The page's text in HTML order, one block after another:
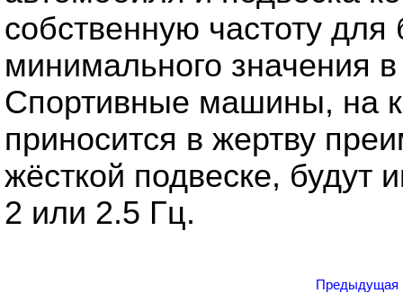
собственную частоту
минимального значения
Спортивные машины, на
приносится в жертву
жёсткой подвеске, будут
2 или 2.5 Гц.
Предыдущая